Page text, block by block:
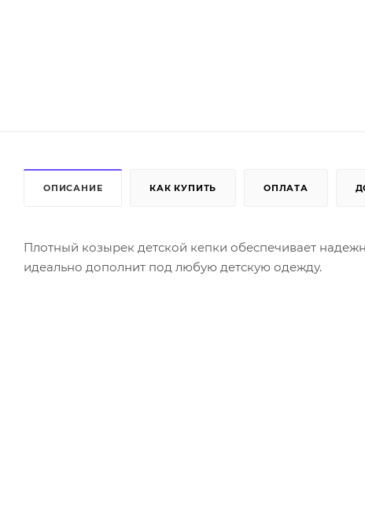
ОПИСАНИЕ КАК КУПИТЬ ОПЛАТА
Плотный козырек детской кепки обеспечивает
идеально дополнит под любую детскую одежду.